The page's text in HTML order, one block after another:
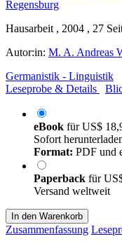
Hausarbeit , 2004 , 27
Autor:in: M. A. Andreas
Germanistik - Linguistik
Leseprobe & Details
eBook fürUS$
Sofort
Format: PDF und
Paperback für
Versand weltweit
In den Warenkorb
Zusammenfassung